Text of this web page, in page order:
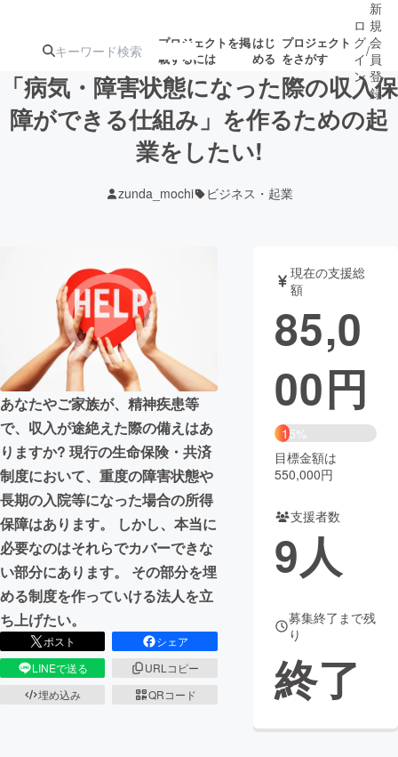
プロジェクトを掲
載するには
はじ
める
プロジェクト
をさがす
注目の新着プロ
ジェクト
募集終了が近いプ
テクノロジー・ガジェット
映像・映画 書籍・雑誌
ビジネス・起業 チャレンジ
まちづくり・地域活性化
CAMPFIRE for Social Good
CAMPFIRE Creation
CAMPFIREふるさと納税
コミュニティ
ロ
グ
イ
ン
/
新
規
会
員
登
録
「病気・障害状態になった際の収入保
障ができる仕組み」を作るための起
業をしたい!
zunda_mochi ビジネス・起業
あなたやご家族が、精神疾患等
で、収入が途絶えた際の備えはあ
りますか? 現行の生命保険・共済
制度において、重度の障害状態や
長期の入院等になった場合の所得
保障はあります。 しかし、本当に
必要なのはそれらでカバーできな
い部分にあります。 その部分を埋
める制度を作っていける法人を立
ち上げたい。
ポスト
シェア
LINEで送る
URLコピー
埋め込み
QRコード
現在の支援総
額
85,0
00円
15%
目標金額は
550,000円
支援者数
9人
募集終了まで残
り
終了